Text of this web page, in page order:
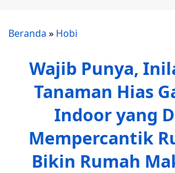
Beranda » Hobi
Wajib Punya,
Tanaman Hias
Indoor yang
Mempercantik
Bikin Rumah